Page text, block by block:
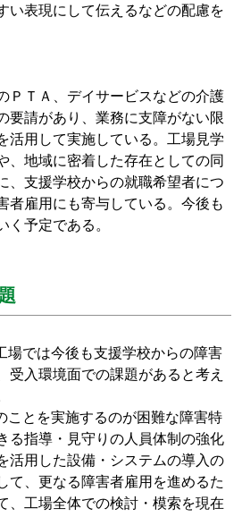
い表現にして伝えるなどの配慮を
ＴＡ、デイサービスなどの介護
要請があり、業務に支障がない限
活用して実施している。工場見学
、地域に密着した存在としての同
、支援学校からの就職希望者につ
者雇用にも寄与している。今後も
く予定である。
場では今後も支援学校からの障害
受入環境面での課題があると考え
ことを実施するのが困難な障害特
る指導・見守りの人員体制の強化
活用した設備・システムの導入の
て、更なる障害者雇用を進めるた
、工場全体での検討・模索を現在